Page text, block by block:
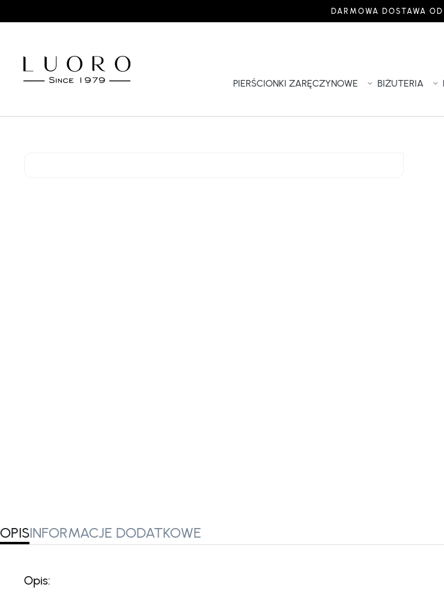
DARMOWA DOSTAWA
PIERŚCIONKI ZARĘCZYNOWE BIŻUTERIA
OPISINFORMACJE DODATKOWE
Opis: